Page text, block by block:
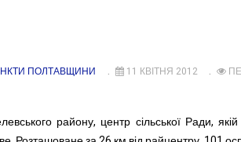
ПОЛТАВЩИНИ 11 КВІТНЯ 2012
району, центр сільської Ради,